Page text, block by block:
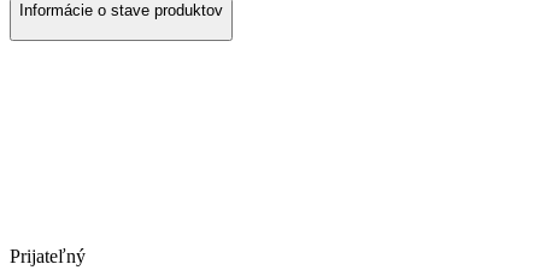
Informácie o stave produktov
Prijateľný